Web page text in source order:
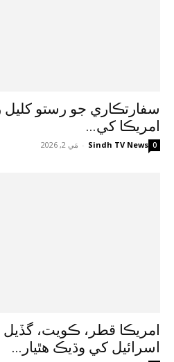
سفارتڪاري جو رستو کليل
امريڪا کي...
Sindh TV News
- مَي 2, 2026 0
امريڪا قطر، ڪويت،
اسرائيل کي وڌيڪ هٿيار...